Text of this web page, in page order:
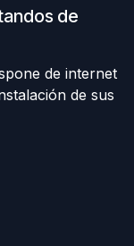
de
de internet
de sus